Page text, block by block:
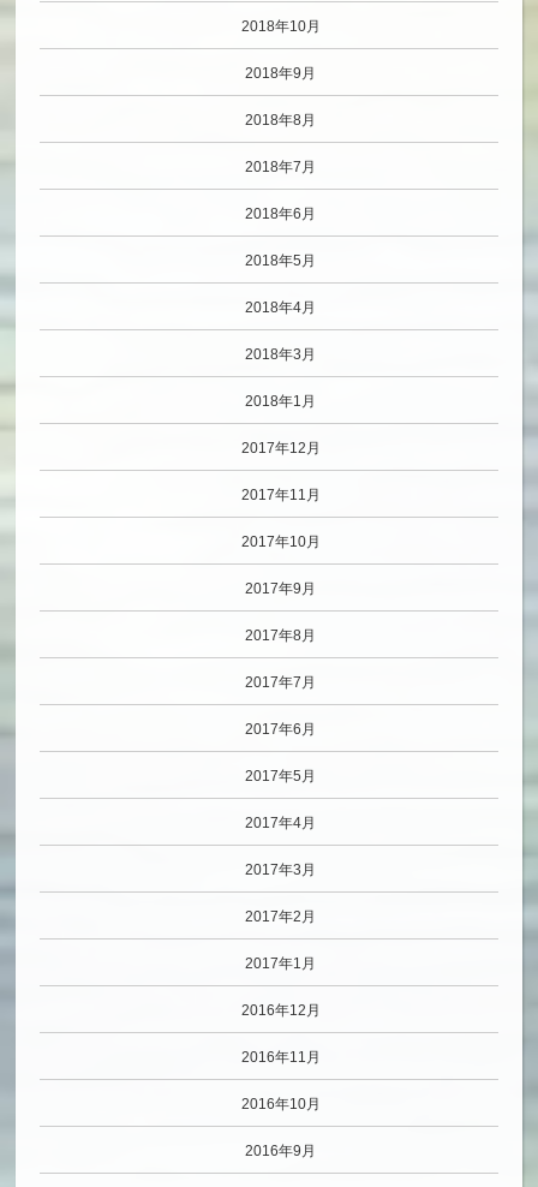
2018年10月
2018年9月
2018年8月
2018年7月
2018年6月
2018年5月
2018年4月
2018年3月
2018年1月
2017年12月
2017年11月
2017年10月
2017年9月
2017年8月
2017年7月
2017年6月
2017年5月
2017年4月
2017年3月
2017年2月
2017年1月
2016年12月
2016年11月
2016年10月
2016年9月